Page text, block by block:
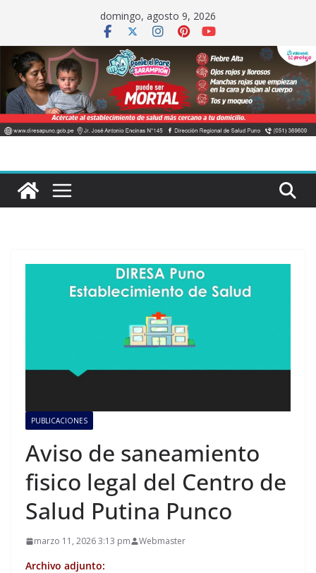
contenido
domingo, agosto 9, 2026
PUBLICACIONES
Aviso de saneamiento
fisico legal del Centro de
Salud Putina Punco
marzo 11, 2026 3:13 pm Webmaster
Archivo adjunto: